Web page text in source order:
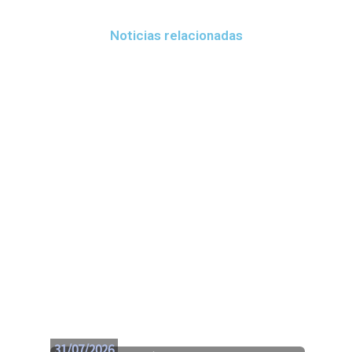
Noticias relacionadas